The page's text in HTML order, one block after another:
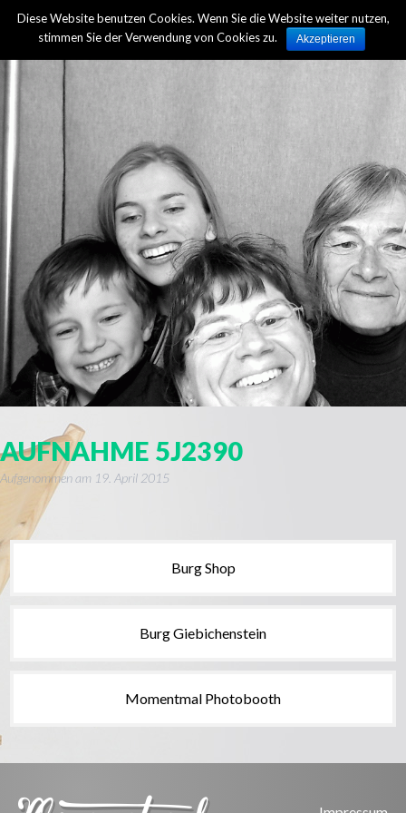
Zur Übersicht
AUFNAHME 5J2390
Aufgenommen am 19. April 2015
Burg Shop
Burg Giebichenstein
Momentmal Photobooth
Diese Website benutzen Cookies. Wenn Sie die Website weiter nutzen,
stimmen Sie der Verwendung von Cookies zu.
Akzeptieren